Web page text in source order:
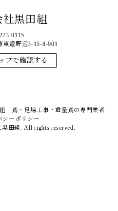
社黒田組
0115
東道野辺3-15-8-901
プで確認する
｜鳶・足場工事・重量鳶の専門業者
シーポリシー
田組. All rights reserved.